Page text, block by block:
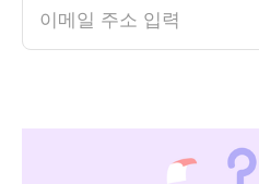
이메일 주소 입력